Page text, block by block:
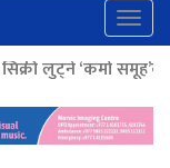
नाइकेसहित पाँच पक्राउ